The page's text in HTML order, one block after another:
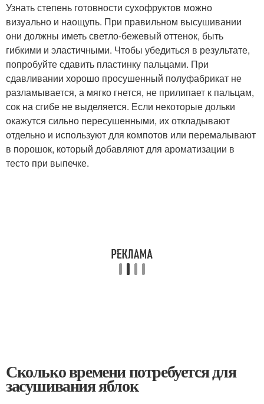
Узнать степень готовности сухофруктов можно
визуально и наощупь. При правильном высушивании
они должны иметь светло-бежевый оттенок, быть
гибкими и эластичными. Чтобы убедиться в результате,
попробуйте сдавить пластинку пальцами. При
сдавливании хорошо просушенный полуфабрикат не
разламывается, а мягко гнется, не прилипает к пальцам,
сок на сгибе не выделяется. Если некоторые дольки
окажутся сильно пересушенными, их откладывают
отдельно и используют для компотов или перемалывают
в порошок, который добавляют для ароматизации в
тесто при выпечке.
Сколько времени потребуется для
засушивания яблок